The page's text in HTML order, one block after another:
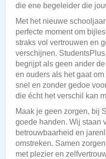
die ene begeleider die
Met het nieuwe
perfecte moment om
straks vol vertrouwen en
verschijnen.
begrijpt als geen ander
en ouders als het gaat
snel en zonder gedoe
die écht het verschil kan
Maak je geen zorgen, bij
goede handen. Wij staan
betrouwbaarheid en
omstreken. Samen
met plezier en